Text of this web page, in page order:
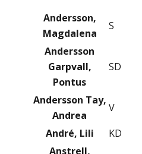
Andersson,
Magdalena
S
Andersson
Garpvall,
Pontus
SD
Andersson Tay,
Andrea
V
André, Lili
KD
Anstrell,